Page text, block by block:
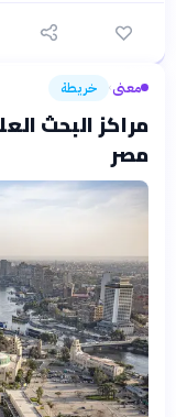
معنى› خريطة
مراكز البحث
مصر